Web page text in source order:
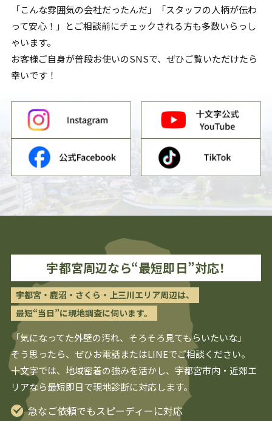
「こんな雰囲気の会社だったんだ」「スタッフの人柄が伝わ
って安心！」とご相談前にチェックされる方も多数いらっし
ゃいます。
お客様ご自身が普段お使いのSNSで、ぜひご覧いただけたら
幸いです！
宇都宮周辺なら“最短即日”対応！
宇都宮・鹿沼・さくら・上三川エリア周辺は、
最短“当日”に現地調査に伺います。
「気になってた外壁の汚れ、そろそろ見てもらいたいな」
そう思ったら、ぜひお電話またはLINEでご相談ください。
十文字では、地域密着の強みを活かし、 宇都宮市内・近郊エ
リアなら最短即日で現地診断に対応します。
急なご依頼でもスピーディーに対応